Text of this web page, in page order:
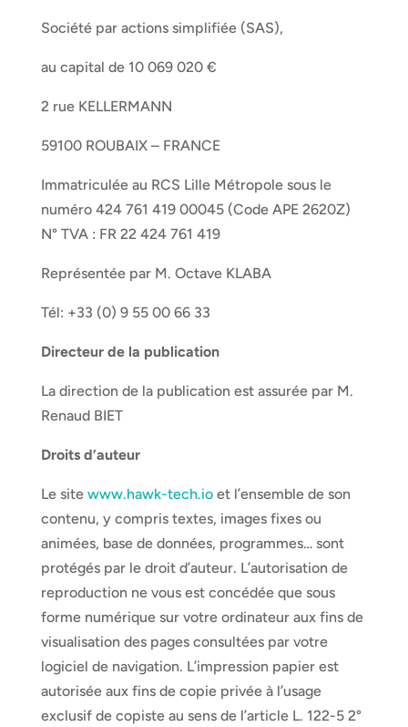
Société par actions simplifiée (SAS),
au capital de 10 069 020 €
2 rue KELLERMANN
59100 ROUBAIX – FRANCE
Immatriculée au RCS Lille Métropole sous le
numéro 424 761 419 00045 (Code APE 2620Z)
N° TVA : FR 22 424 761 419
Représentée par M. Octave KLABA
Tél: +33 (0) 9 55 00 66 33
Directeur de la publication
La direction de la publication est assurée par M.
Renaud BIET
Droits d’auteur
Le site www.hawk-tech.ioet l’ensemble de son
contenu, y compris textes, images fixes ou
animées, base de données, programmes… sont
protégés par le droit d’auteur. L’autorisation de
reproduction ne vous est concédée que sous
forme numérique sur votre ordinateur aux fins de
visualisation des pages consultées par votre
logiciel de navigation. L’impression papier est
autorisée aux fins de copie privée à l’usage
exclusif de copiste au sens de l’article L. 122-5 2°